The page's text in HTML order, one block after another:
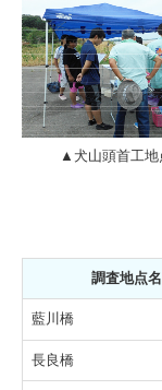
▲犬山頭首工地
調査地点名
藍川橋
長良橋